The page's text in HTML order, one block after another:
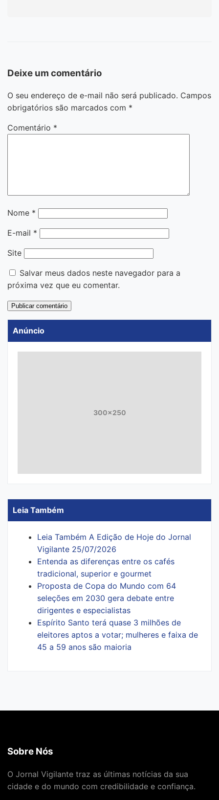
Deixe um comentário
O seu endereço de e-mail não será publicado. Campos
obrigatórios são marcados com *
Comentário *
Nome *
E-mail *
Site
Salvar meus dados neste navegador para a
próxima vez que eu comentar.
Anúncio
300x250
Leia Também
Leia Também A Edição de Hoje do Jornal
Vigilante 25/07/2026
Entenda as diferenças entre os cafés
tradicional, superior e gourmet
Proposta de Copa do Mundo com 64
seleções em 2030 gera debate entre
dirigentes e especialistas
Espírito Santo terá quase 3 milhões de
eleitores aptos a votar; mulheres e faixa de
45 a 59 anos são maioria
Sobre Nós
O Jornal Vigilante traz as últimas notícias da sua
cidade e do mundo com credibilidade e confiança.